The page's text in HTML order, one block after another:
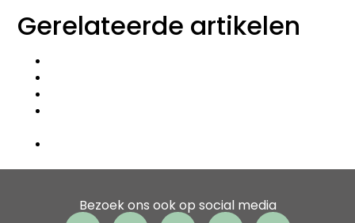
Gerelateerde artikelen
Bezoek ons ook op social media